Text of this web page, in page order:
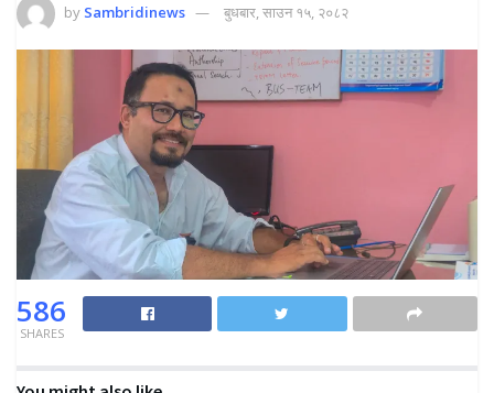
by Sambridinews बुधबार, साउन १५, २०८२
586
SHARES